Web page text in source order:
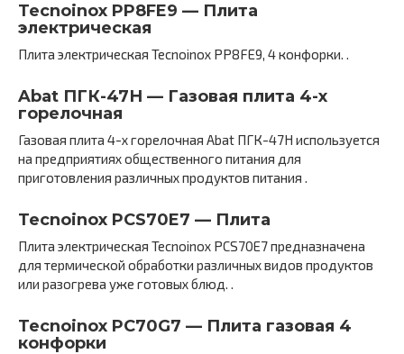
Tecnoinox PP8FE9 — Плита
электрическая
Плита электрическая Tecnoinox PP8FE9, 4 конфорки. .
Abat ПГК-47Н — Газовая плита 4-х
горелочная
Газовая плита 4-х горелочная Abat ПГК-47Н используется
на предприятиях общественного питания для
приготовления различных продуктов питания .
Tecnoinox PCS70E7 — Плита
Плита электрическая Tecnoinox PCS70E7 предназначена
для термической обработки различных видов продуктов
или разогрева уже готовых блюд. .
Tecnoinox PC70G7 — Плита газовая 4
конфорки